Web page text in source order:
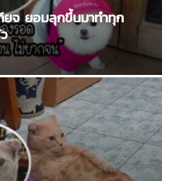
ยจ ยอมลุกขึ้นมาทำทุก